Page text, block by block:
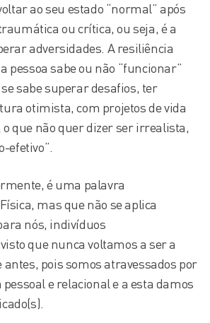
ao seu estado “normal” após
ou crítica, ou seja, é a
adversidades. A resiliência
pessoa sabe ou não “funcionar”
sabe superar desafios, ter
otimista, com projetos de vida
que não quer dizer ser irrealista,
efetivo”.
é uma palavra
mas que não se aplica
nós, indivíduos
que nunca voltamos a ser a
antes, pois somos atravessados por
e relacional e a esta damos